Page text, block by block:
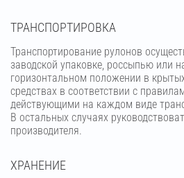
ТРАНСПОРТИРОВКА
Транспортирование рулонов
заводской упаковке, россыпью или
горизонтальном положении в
средствах в соответствии с
действующими на каждом виде
В остальных случаях
производителя.
ХРАНЕНИЕ